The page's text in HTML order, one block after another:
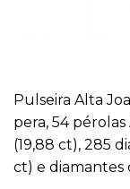
Pulseira Alta
pera, 54
(19,88 ct), 285
ct) e diamantes